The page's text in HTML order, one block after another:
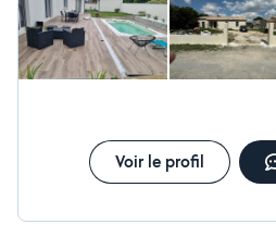
Voir le profil